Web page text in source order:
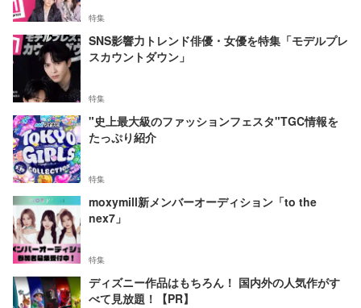
特集
SNS影響力トレンド俳優・女優を特集「モデルプレ
スカウントダウン」
特集
"史上最大級のファッションフェスタ"TGC情報を
たっぷり紹介
特集
moxymill新メンバーオーディション「to the
nex7」
特集
ディズニー作品はもちろん！ 国内外の人気作がす
べて見放題！【PR】